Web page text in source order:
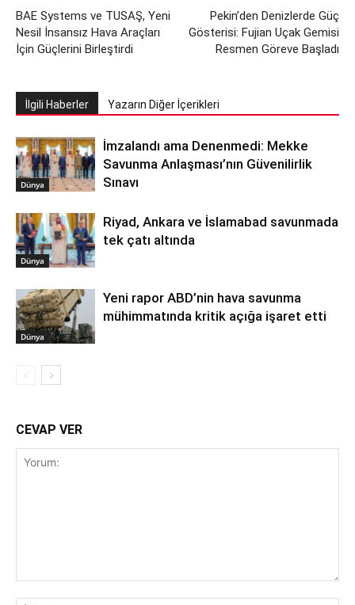
BAE Systems ve TUSAŞ, Yeni
Nesil İnsansız Hava Araçları
İçin Güçlerini Birleştirdi
Pekin’den Denizlerde Güç
Gösterisi: Fujian Uçak Gemisi
Resmen Göreve Başladı
İlgili Haberler Yazarın Diğer İçerikleri
Dünya
İmzalandı ama Denenmedi: Mekke
Savunma Anlaşması’nın Güvenilirlik
Sınavı
Dünya
Riyad, Ankara ve İslamabad savunmada
tek çatı altında
Dünya
Yeni rapor ABD’nin hava savunma
mühimmatında kritik açığa işaret etti
CEVAP VER